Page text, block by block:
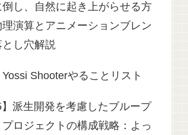
倒し、自然に起き上がらせる方
演算とアニメーションブレン
とし穴解説
Yossi Shooterやることリスト
】派生開発を考慮したブループ
プロジェクトの構成戦略：よっ